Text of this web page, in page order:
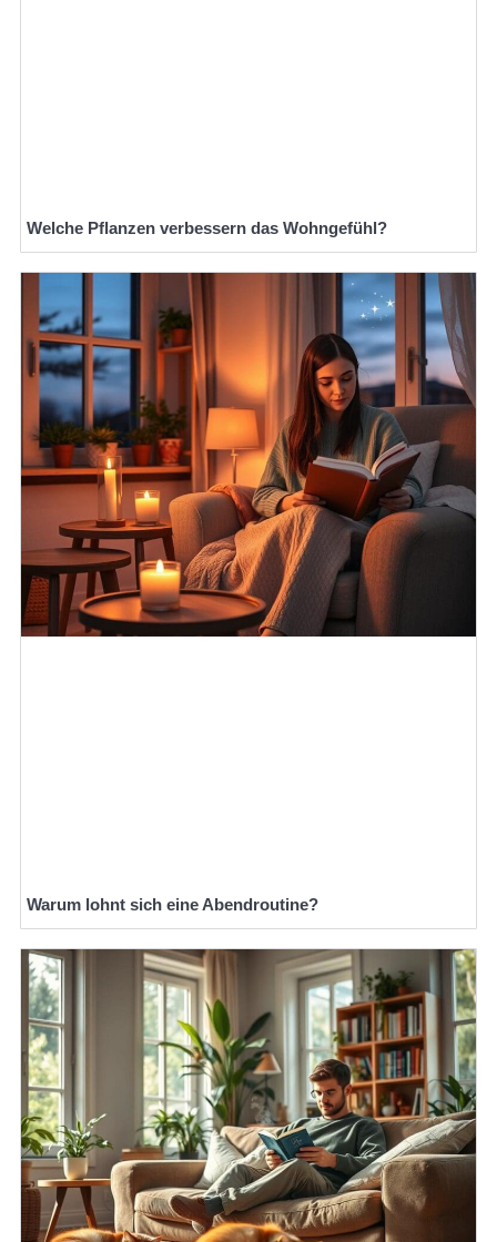
Welche Pflanzen verbessern das Wohngefühl?
Warum lohnt sich eine Abendroutine?